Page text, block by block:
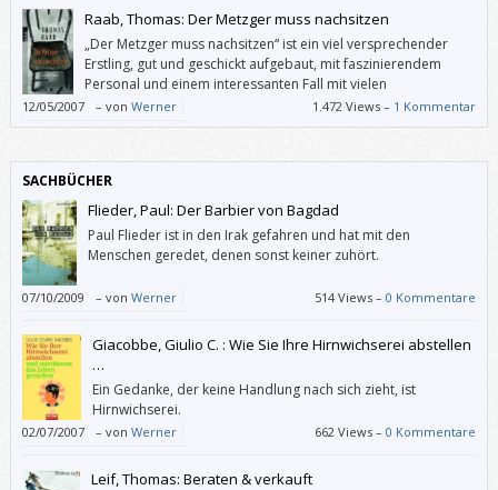
Raab, Thomas: Der Metzger muss nachsitzen
„Der Metzger muss nachsitzen“ ist ein viel versprechender
Erstling, gut und geschickt aufgebaut, mit faszinierendem
Personal und einem interessanten Fall mit vielen
überraschenden Wendungen.
12/05/2007 – von Werner 1.472 Views – 1 Kommentar
SACHBÜCHER
Flieder, Paul: Der Barbier von Bagdad
Paul Flieder ist in den Irak gefahren und hat mit den
Menschen geredet, denen sonst keiner zuhört.
07/10/2009 – von Werner 514 Views –0 Kommentare
Giacobbe, Giulio C. : Wie Sie Ihre Hirnwichserei abstellen
…
Ein Gedanke, der keine Handlung nach sich zieht, ist
Hirnwichserei.
02/07/2007 – von Werner 662 Views –0 Kommentare
Leif, Thomas: Beraten & verkauft